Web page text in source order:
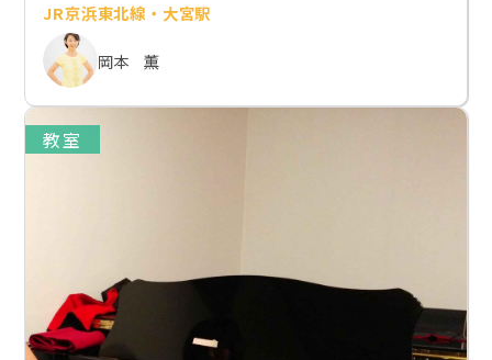
JR京浜東北線・大宮駅
岡本 薫
教室